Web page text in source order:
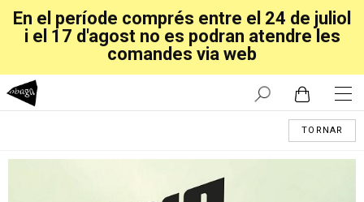
En el període comprés entre el 24 de juliol
i el 17 d'agost no es podran atendre les
comandes via web
TORNAR